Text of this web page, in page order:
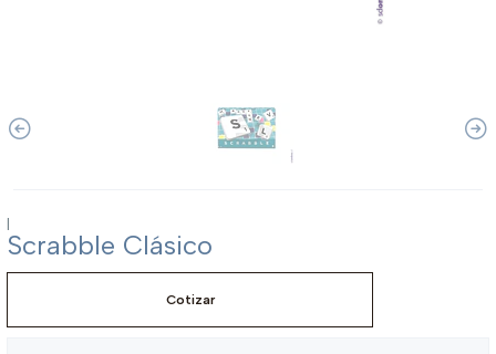
|
Scrabble Clásico
Cotizar